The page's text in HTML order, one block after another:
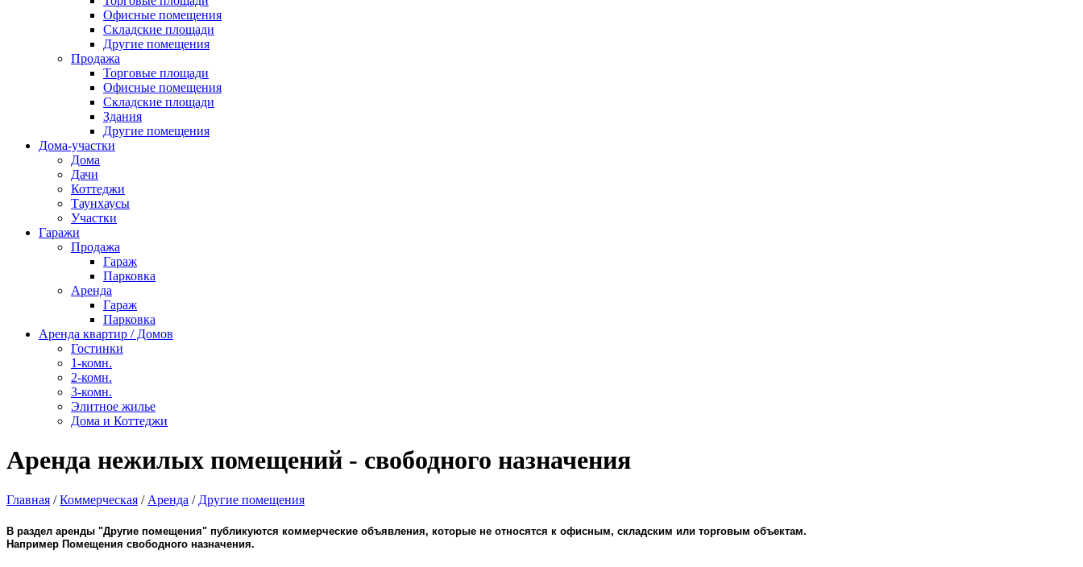
Офисные помещения
Складские площади
Другие помещения
Продажа
Торговые площади
Офисные помещения
Складские площади
Здания
Другие помещения
Дома-участки
Дома
Дачи
Коттеджи
Таунхаусы
Участки
Гаражи
Продажа
Гараж
Парковка
Аренда
Гараж
Парковка
Аренда квартир / Домов
Гостинки
1-комн.
2-комн.
3-комн.
Элитное жилье
Дома и Коттеджи
Аренда нежилых помещений - свободного назначения
Главная /Коммерческая / Аренда / Другие помещения
В раздел аренды "Другие помещения" публикуются коммерческие объявления, которые не относятся к офисным, складским или торговым объектам.
Например Помещения свободного назначения.